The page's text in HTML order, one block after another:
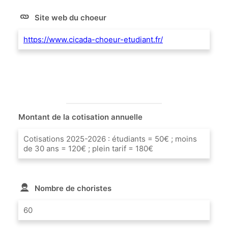
Site web du choeur
https://www.cicada-choeur-etudiant.fr/
Montant de la cotisation annuelle
Cotisations 2025-2026 : étudiants = 50€ ; moins
de 30 ans = 120€ ; plein tarif = 180€
Nombre de choristes
60